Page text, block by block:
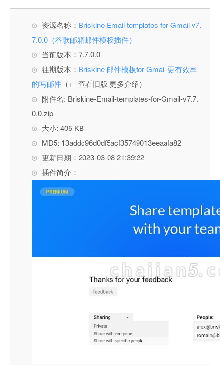
资源名称： Briskine Email templates for Gmail v7.
7.0.0（谷歌邮箱邮件模板插件）
当前版本：7.7.0.0
往期版本： Briskine 邮件模板for Gmail 更有效率
的写邮件 （← 查看旧版 更多介绍）
附件名: Briskine-Email-templates-for-Gmail-v7.7.
0.0.zip
大小: 405 KB
MD5: 13addc96d0df5acf35749013eeaafa82
更新日期：2023-03-08 21:39:22
插件简介：